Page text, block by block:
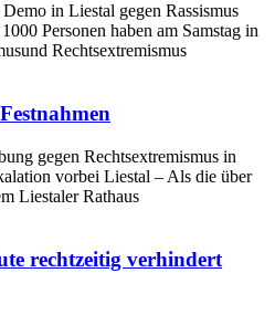
in Liestal gegen Rassismus
Personen haben am Samstag in
Rechtsextremismus
gegen Rechtsextremismus in
vorbei Liestal – Als die über
Liestaler Rathaus
rechtzeitig verhindert